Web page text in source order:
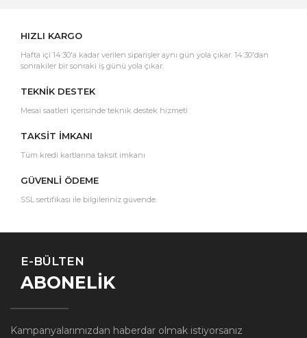
HIZLI KARGO
Hafta içi 14:30'a kadar verilen siparişler aynı gün yola çıkar. 14:30'dan
sonrakiler bir sonraki iş günü yola çıkar.
TEKNİK DESTEK
Mesai saatleri içerisinde teknik destek hizmeti
TAKSİT İMKANI
Tüm kredi kartlarına taksit imkanı
GÜVENLİ ÖDEME
SSL sertifikası ile bilgileriniz güvende.
E-BÜLTEN
ABONELİK
Kampanyalarımızdan haberdar olmak istiyorsanız